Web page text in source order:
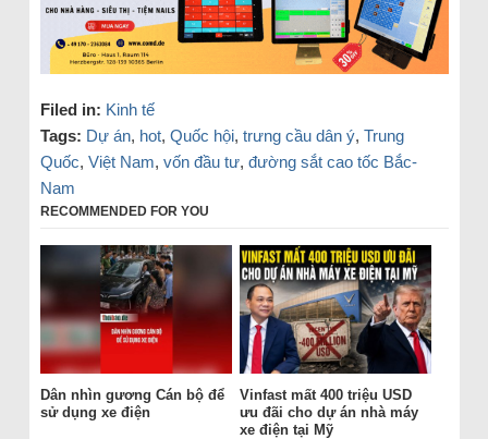
Filed in: Kinh tế
Tags: Dự án, hot, Quốc hội, trưng cầu dân ý, Trung
Quốc, Việt Nam, vốn đầu tư, đường sắt cao tốc Bắc-
Nam
RECOMMENDED FOR YOU
Dân nhìn gương Cán bộ để
sử dụng xe điện
Vinfast mất 400 triệu USD
ưu đãi cho dự án nhà máy
xe điện tại Mỹ